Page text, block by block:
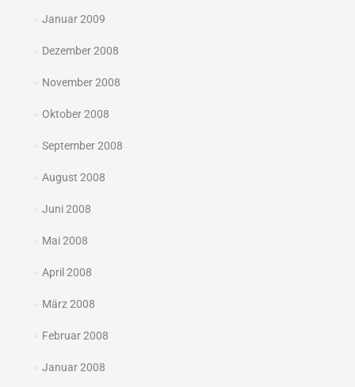
Januar 2009
Dezember 2008
November 2008
Oktober 2008
September 2008
August 2008
Juni 2008
Mai 2008
April 2008
März 2008
Februar 2008
Januar 2008